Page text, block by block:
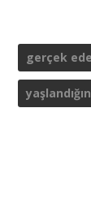
gerçek